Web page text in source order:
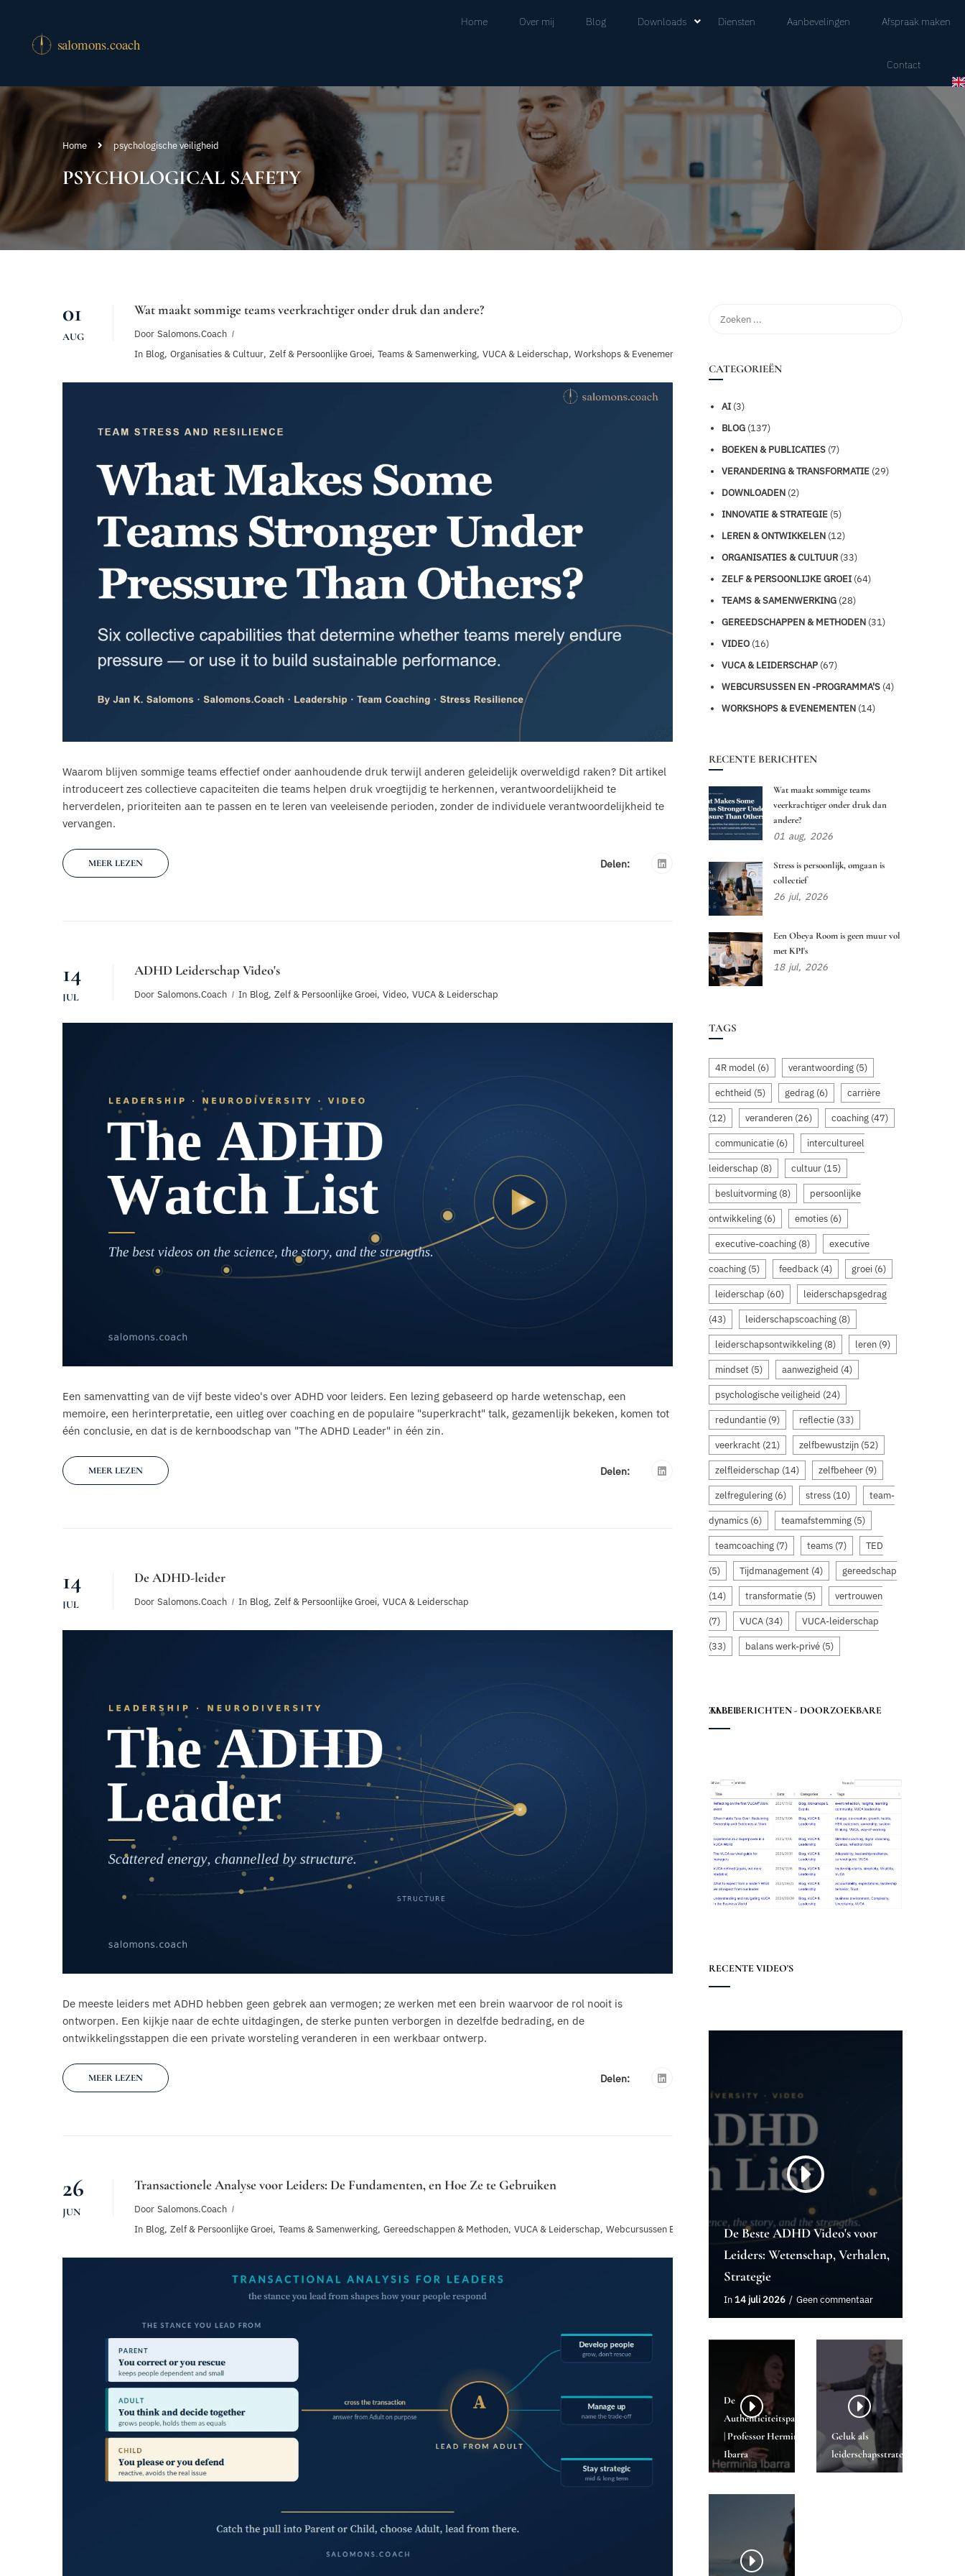
Home Over mij Blog Downloads Diensten Aanbevelingen Afspraak maken
Contact
Home psychologische veiligheid
PSYCHOLOGICAL SAFETY
01
AUG
Wat maakt sommige teams veerkrachtiger onder druk dan andere?
Door Salomons.coach
In Blog, Organisaties & Cultuur, Zelf & Persoonlijke Groei, Teams & Samenwerking, VUCA & Leiderschap, Workshops & Evenementen
Waarom blijven sommige teams effectief onder aanhoudende druk terwijl anderen geleidelijk overweldigd raken? Dit artikel
introduceert zes collectieve capaciteiten die teams helpen druk vroegtijdig te herkennen, verantwoordelijkheid te
herverdelen, prioriteiten aan te passen en te leren van veeleisende perioden, zonder de individuele verantwoordelijkheid te
vervangen.
MEER LEZEN Delen:
14
JUL
ADHD Leiderschap Video's
Door Salomons.coach In Blog, Zelf & Persoonlijke Groei, Video, VUCA & Leiderschap
Een samenvatting van de vijf beste video's over ADHD voor leiders. Een lezing gebaseerd op harde wetenschap, een
memoire, een herinterpretatie, een uitleg over coaching en de populaire "superkracht" talk, gezamenlijk bekeken, komen tot
één conclusie, en dat is de kernboodschap van "The ADHD Leader" in één zin.
MEER LEZEN Delen:
14
JUL
De ADHD-leider
Door Salomons.coach In Blog, Zelf & Persoonlijke Groei, VUCA & Leiderschap
De meeste leiders met ADHD hebben geen gebrek aan vermogen; ze werken met een brein waarvoor de rol nooit is
ontworpen. Een kijkje naar de echte uitdagingen, de sterke punten verborgen in dezelfde bedrading, en de
ontwikkelingsstappen die een private worsteling veranderen in een werkbaar ontwerp.
MEER LEZEN Delen:
26
JUN
Transactionele Analyse voor Leiders: De Fundamenten, en Hoe Ze te Gebruiken
Door Salomons.coach
In Blog, Zelf & Persoonlijke Groei, Teams & Samenwerking, Gereedschappen & Methoden, VUCA & Leiderschap, Webcursussen En -programma's
CATEGORIEËN
AI (3)
BLOG (137)
BOEKEN & PUBLICATIES (7)
VERANDERING & TRANSFORMATIE (29)
DOWNLOADEN (2)
INNOVATIE & STRATEGIE (5)
LEREN & ONTWIKKELEN (12)
ORGANISATIES & CULTUUR (33)
ZELF & PERSOONLIJKE GROEI (64)
TEAMS & SAMENWERKING (28)
GEREEDSCHAPPEN & METHODEN (31)
VIDEO (16)
VUCA & LEIDERSCHAP (67)
WEBCURSUSSEN EN -PROGRAMMA'S (4)
WORKSHOPS & EVENEMENTEN (14)
RECENTE BERICHTEN
Wat maakt sommige teams
veerkrachtiger onder druk dan
andere?
01 aug, 2026
Stress is persoonlijk, omgaan is
collectief
26 jul, 2026
Een Obeya Room is geen muur vol
met KPI's
18 jul, 2026
TAGS
4R model (6) verantwoording (5)
echtheid (5) gedrag (6) carrière
(12) veranderen (26) coaching (47)
communicatie (6) intercultureel
leiderschap (8) cultuur (15)
besluitvorming (8) persoonlijke
ontwikkeling (6) emoties (6)
executive-coaching (8) executive
coaching (5) feedback (4) groei (6)
leiderschap (60) leiderschapsgedrag
(43) leiderschapscoaching (8)
leiderschapsontwikkeling (8) leren (9)
mindset (5) aanwezigheid (4)
psychologische veiligheid (24)
redundantie (9) reflectie (33)
veerkracht (21) zelfbewustzijn (52)
zelfleiderschap (14) zelfbeheer (9)
zelfregulering (6) stress (10) team-
dynamics (6) teamafstemming (5)
teamcoaching (7) teams (7) TED
(5) Tijdmanagement (4) gereedschap
(14) transformatie (5) vertrouwen
(7) VUCA (34) VUCA-leiderschap
(33) balans werk-privé (5)
ALLE BERICHTEN - DOORZOEKBARE TABEL
RECENTE VIDEO'S
De Beste ADHD Video's voor
Leiders: Wetenschap, Verhalen,
Strategie
In14 juli 2026 Geen commentaar
De
Authenticiteitsparadox
| Professor Herminia
Ibarra
Geluk als
leiderschapsstrategie